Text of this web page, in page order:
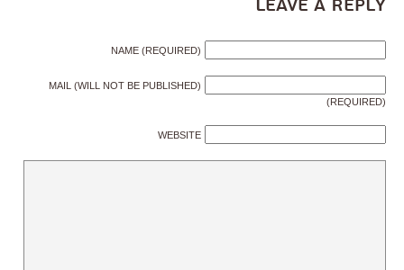
Leave a Reply
NAME (REQUIRED)
MAIL (WILL NOT BE PUBLISHED)
(REQUIRED)
WEBSITE